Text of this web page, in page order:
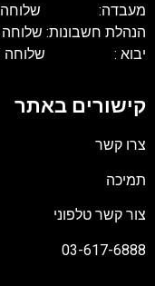
מעבדה: שלוחה 3
הנהלת חשבונות: שלוחה 4
יבוא : שלוחה 5
קישורים באתר
צרו קשר
תמיכה
צור קשר טלפוני
03-617-6888